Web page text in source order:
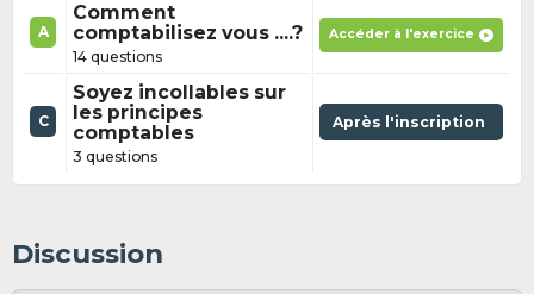
A
Comment
comptabilisez vous ....?
14 questions
Accéder à l'exercice
C
Soyez incollables sur
les principes
comptables
3 questions
Après l'inscription
Discussion